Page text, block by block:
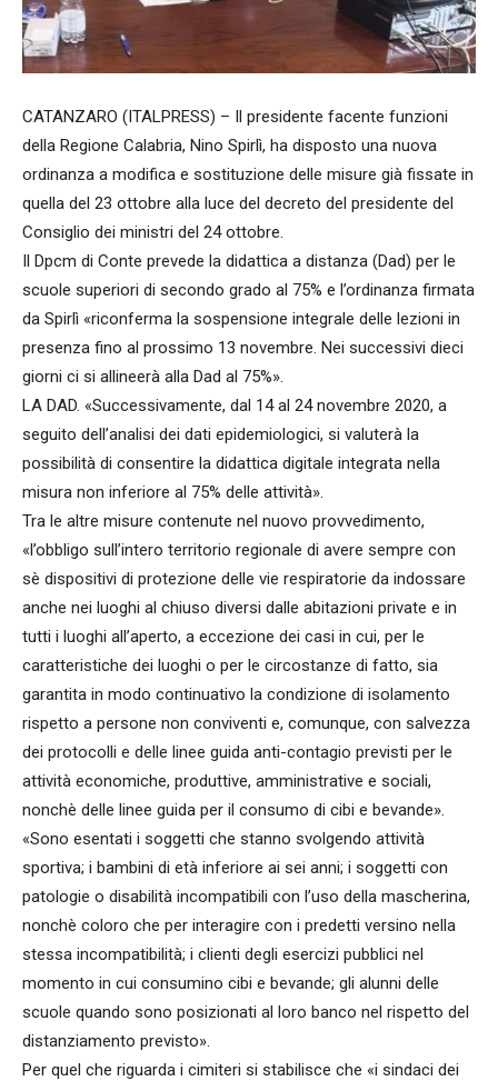
CATANZARO (ITALPRESS) – Il presidente facente funzioni
della Regione Calabria, Nino Spirlì, ha disposto una nuova
ordinanza a modifica e sostituzione delle misure già fissate in
quella del 23 ottobre alla luce del decreto del presidente del
Consiglio dei ministri del 24 ottobre.
Il Dpcm di Conte prevede la didattica a distanza (Dad) per le
scuole superiori di secondo grado al 75% e l’ordinanza firmata
da Spirlì «riconferma la sospensione integrale delle lezioni in
presenza fino al prossimo 13 novembre. Nei successivi dieci
giorni ci si allineerà alla Dad al 75%».
LA DAD. «Successivamente, dal 14 al 24 novembre 2020, a
seguito dell’analisi dei dati epidemiologici, si valuterà la
possibilità di consentire la didattica digitale integrata nella
misura non inferiore al 75% delle attività».
Tra le altre misure contenute nel nuovo provvedimento,
«l’obbligo sull’intero territorio regionale di avere sempre con
sè dispositivi di protezione delle vie respiratorie da indossare
anche nei luoghi al chiuso diversi dalle abitazioni private e in
tutti i luoghi all’aperto, a eccezione dei casi in cui, per le
caratteristiche dei luoghi o per le circostanze di fatto, sia
garantita in modo continuativo la condizione di isolamento
rispetto a persone non conviventi e, comunque, con salvezza
dei protocolli e delle linee guida anti-contagio previsti per le
attività economiche, produttive, amministrative e sociali,
nonchè delle linee guida per il consumo di cibi e bevande».
«Sono esentati i soggetti che stanno svolgendo attività
sportiva; i bambini di età inferiore ai sei anni; i soggetti con
patologie o disabilità incompatibili con l’uso della mascherina,
nonchè coloro che per interagire con i predetti versino nella
stessa incompatibilità; i clienti degli esercizi pubblici nel
momento in cui consumino cibi e bevande; gli alunni delle
scuole quando sono posizionati al loro banco nel rispetto del
distanziamento previsto».
Per quel che riguarda i cimiteri si stabilisce che «i sindaci dei